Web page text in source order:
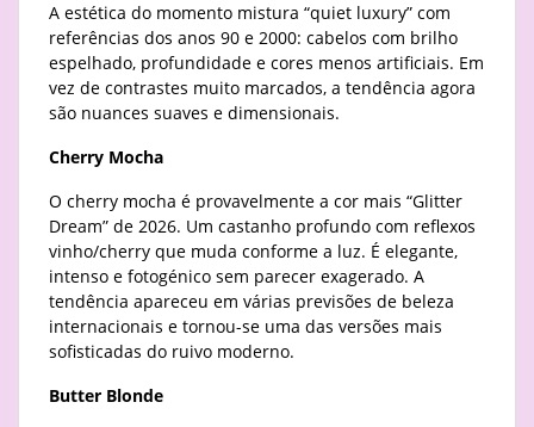
A estética do momento mistura “quiet luxury” com
referências dos anos 90 e 2000: cabelos com brilho
espelhado, profundidade e cores menos artificiais. Em
vez de contrastes muito marcados, a tendência agora
são nuances suaves e dimensionais.
Cherry Mocha
O cherry mocha é provavelmente a cor mais “Glitter
Dream” de 2026. Um castanho profundo com reflexos
vinho/cherry que muda conforme a luz. É elegante,
intenso e fotogénico sem parecer exagerado. A
tendência apareceu em várias previsões de beleza
internacionais e tornou-se uma das versões mais
sofisticadas do ruivo moderno.
Butter Blonde